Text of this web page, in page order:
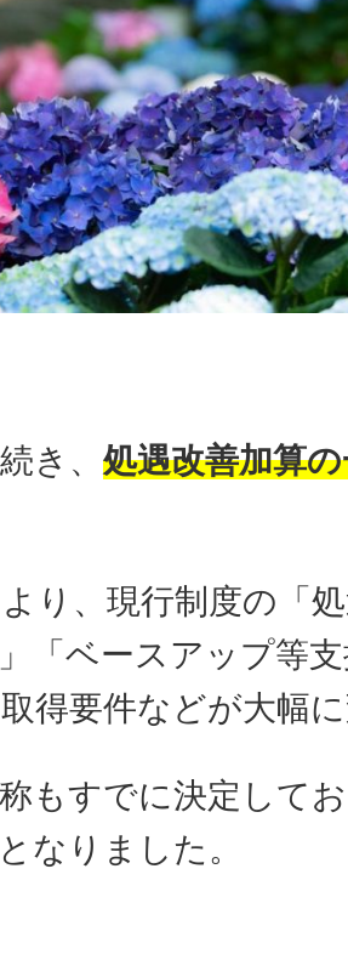
き、処遇改善加算
り、現行制度の「
「ベースアップ等
得要件などが大幅
もすでに決定して
となりました。